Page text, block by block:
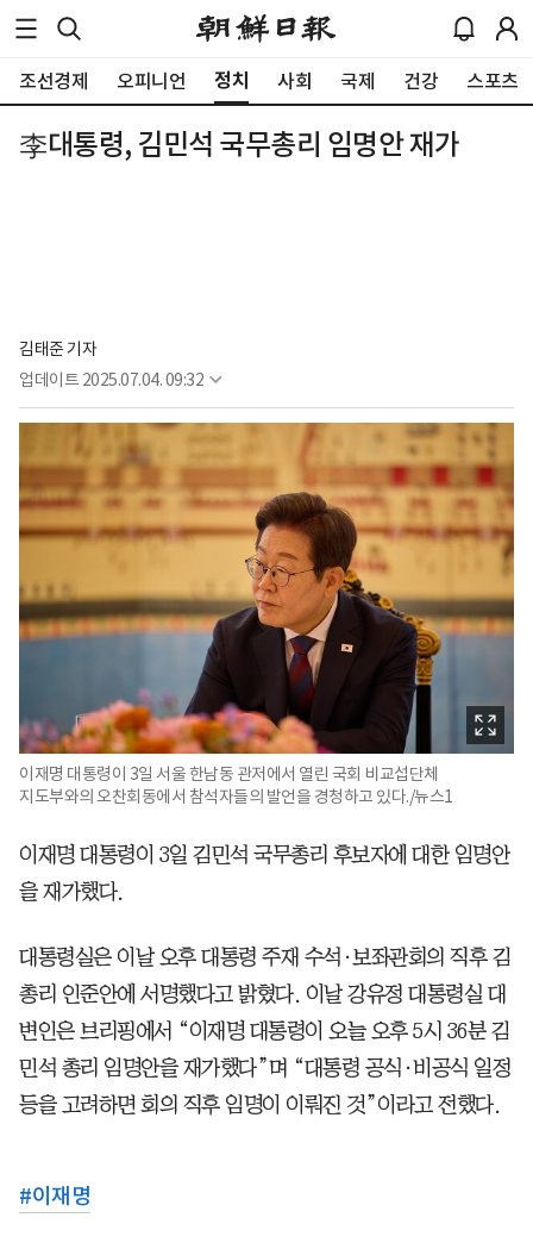
조선경제 오피니언 정치 사회 국제 건강 스포츠
李대통령, 김민석 국무총리 임명안 재가
김태준 기자
업데이트 2025.07.04. 09:32
이재명 대통령이 3일 서울 한남동 관저에서 열린 국회 비교섭단체
지도부와의 오찬회동에서 참석자들의 발언을 경청하고 있다./뉴스1
이재명 대통령이 3일 김민석 국무총리 후보자에 대한 임명안
을 재가했다.
대통령실은 이날 오후 대통령 주재 수석·보좌관회의 직후 김
총리 인준안에 서명했다고 밝혔다. 이날 강유정 대통령실 대
변인은 브리핑에서 “이재명 대통령이 오늘 오후 5시 36분 김
민석 총리 임명안을 재가했다”며 “대통령 공식·비공식 일정
등을 고려하면 회의 직후 임명이 이뤄진 것”이라고 전했다.
#이재명